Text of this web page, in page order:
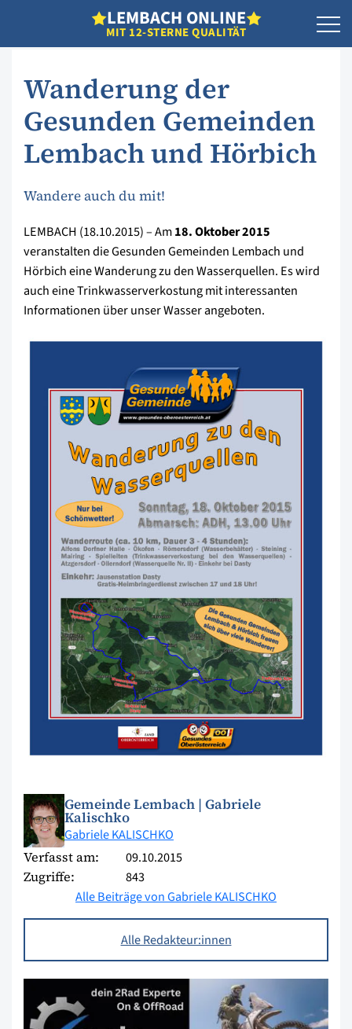
LEMBACH ONLINE
MIT 12-STERNE QUALITÄT
Wanderung der
Gesunden Gemeinden
Lembach und Hörbich
Wandere auch du mit!
LEMBACH (18.10.2015) – Am18. Oktober 2015
veranstalten die Gesunden Gemeinden Lembach und
Hörbich eine Wanderung zu den Wasserquellen. Es wird
auch eine Trinkwasserverkostung mit interessanten
Informationen über unser Wasser angeboten.
Gemeinde Lembach | Gabriele
Kalischko
Gabriele KALISCHKO
Verfasst am: 09.10.2015
Zugriffe:
843
Alle Beiträge von Gabriele KALISCHKO
Alle Redakteur:innen